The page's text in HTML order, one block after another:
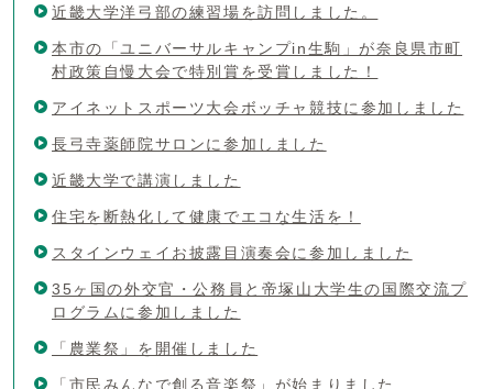
近畿大学洋弓部の練習場を訪問しました。
本市の「ユニバーサルキャンプin生駒」が奈良県市町
村政策自慢大会で特別賞を受賞しました！
アイネットスポーツ大会ボッチャ競技に参加しました
長弓寺薬師院サロンに参加しました
近畿大学で講演しました
住宅を断熱化して健康でエコな生活を！
スタインウェイお披露目演奏会に参加しました
35ヶ国の外交官・公務員と帝塚山大学生の国際交流プ
ログラムに参加しました
「農業祭」を開催しました
「市民みんなで創る音楽祭」が始まりました